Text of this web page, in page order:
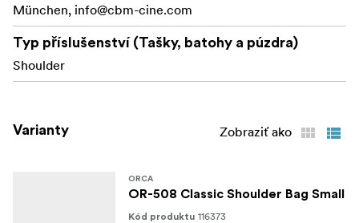
München, info@cbm-cine.com
Typ příslušenství (Tašky, batohy a púzdra)
Shoulder
Varianty Zobraziť ako
ORCA
OR-508 Classic Shoulder Bag Small
Kód produktu 116373